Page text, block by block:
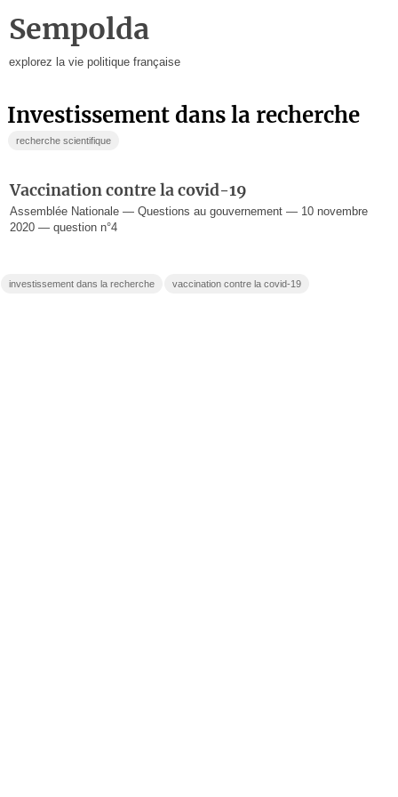
Sempolda
explorez la vie politique française
investissement dans la recherche
recherche scientifique
Vaccination contre la covid-19
Assemblée Nationale — Questions au gouvernement — 10 novembre
2020 — question n°4
investissement dans la recherche vaccination contre la covid-19